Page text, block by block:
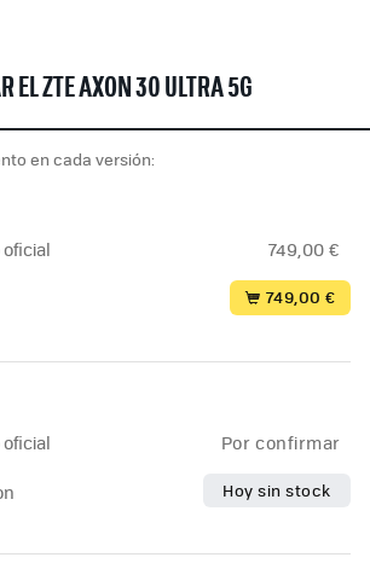
EL ZTE AXON 30 ULTRA 5G
en cada versión:
oficial 749,00 €
749,00 €
oficial Por confirmar
Hoy sin stock